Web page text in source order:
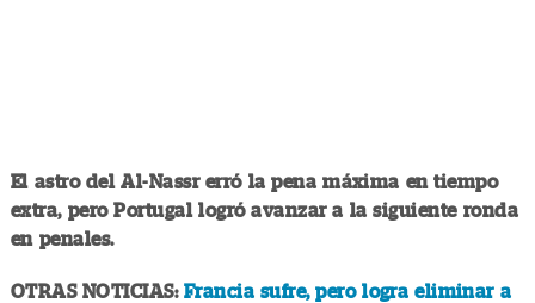
El astro del Al-Nassr erró la pena máxima en tiempo
extra, pero Portugal logró avanzar a la siguiente ronda
en penales.
OTRAS NOTICIAS: Francia sufre, pero logra eliminar a